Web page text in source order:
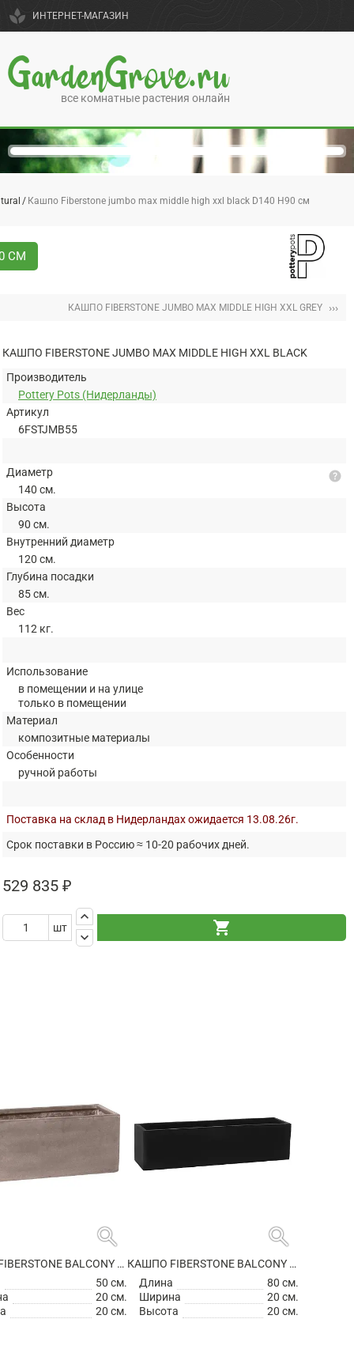
spa ИНТЕРНЕТ-МАГАЗИН
GardenGrove.ru
все комнатные растения онлайн
Кашпо Fiberstone jumbo max middle high xxl black D140 H90 см
СМ
КАШПО FIBERSTONE JUMBO MAX MIDDLE HIGH XXL GREY ›››
КАШПО FIBERSTONE JUMBO MAX MIDDLE HIGH XXL BLACK
Производитель
Pottery Pots (Нидерланды)
Артикул
6FSTJMB55
Диаметр
140 см.
Высота
90 см.
Внутренний диаметр
120 см.
Глубина посадки
85 см.
Вес
112 кг.
help
Использование
в помещении и на улице
только в помещении
Материал
композитные материалы
Особенности
ручной работы
Поставка на склад в Нидерландах ожидается 13.08.26г.
Срок поставки в Россию ≈ 10-20 рабочих дней.
529 835 ₽
шт
keyboard_arrow_up
keyboard_arrow_down
shopping_cart
search
КАШПО FIBERSTONE BALCONY S, TAUPE
50 см.
20 см.
20 см.
search
КАШПО FIBERSTONE BALCONY XL BLACK
Длина
80 см.
Ширина
20 см.
Высота
20 см.